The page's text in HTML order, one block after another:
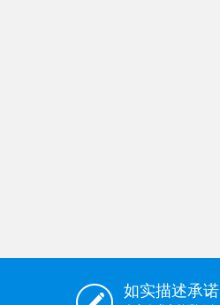
如实描述承诺